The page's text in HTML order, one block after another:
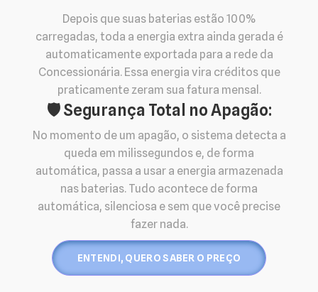
Depois que suas baterias estão 100%
carregadas, toda a energia extra ainda gerada é
automaticamente exportada para a rede da
Concessionária. Essa energia vira créditos que
praticamente zeram sua fatura mensal.
🛡️ Segurança Total no Apagão:
No momento de um apagão, o sistema detecta a
queda em milissegundos e, de forma
automática, passa a usar a energia armazenada
nas baterias. Tudo acontece de forma
automática, silenciosa e sem que você precise
fazer nada.
ENTENDI, QUERO SABER O PREÇO